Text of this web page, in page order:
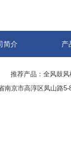
简介 产
推荐产品： 全风鼓风
南京市高淳区凤山